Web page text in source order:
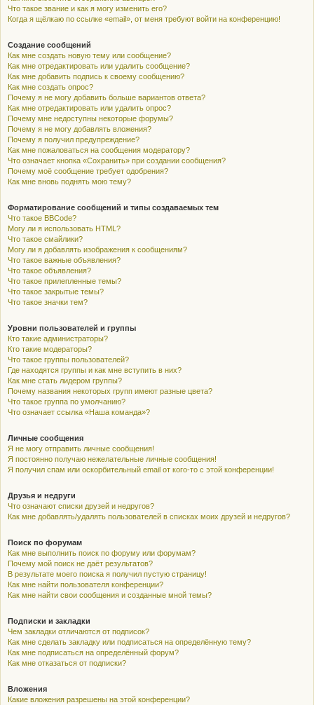
Что такое звание и как я могу изменить его?
Когда я щёлкаю по ссылке «email», от меня требуют войти на конференцию!
Создание сообщений
Как мне создать новую тему или сообщение?
Как мне отредактировать или удалить сообщение?
Как мне добавить подпись к своему сообщению?
Как мне создать опрос?
Почему я не могу добавить больше вариантов ответа?
Как мне отредактировать или удалить опрос?
Почему мне недоступны некоторые форумы?
Почему я не могу добавлять вложения?
Почему я получил предупреждение?
Как мне пожаловаться на сообщения модератору?
Что означает кнопка «Сохранить» при создании сообщения?
Почему моё сообщение требует одобрения?
Как мне вновь поднять мою тему?
Форматирование сообщений и типы создаваемых тем
Что такое BBCode?
Могу ли я использовать HTML?
Что такое смайлики?
Могу ли я добавлять изображения к сообщениям?
Что такое важные объявления?
Что такое объявления?
Что такое прилепленные темы?
Что такое закрытые темы?
Что такое значки тем?
Уровни пользователей и группы
Кто такие администраторы?
Кто такие модераторы?
Что такое группы пользователей?
Где находятся группы и как мне вступить в них?
Как мне стать лидером группы?
Почему названия некоторых групп имеют разные цвета?
Что такое группа по умолчанию?
Что означает ссылка «Наша команда»?
Личные сообщения
Я не могу отправить личные сообщения!
Я постоянно получаю нежелательные личные сообщения!
Я получил спам или оскорбительный email от кого-то с этой конференции!
Друзья и недруги
Что означают списки друзей и недругов?
Как мне добавлять/удалять пользователей в списках моих друзей и недругов?
Поиск по форумам
Как мне выполнить поиск по форуму или форумам?
Почему мой поиск не даёт результатов?
В результате моего поиска я получил пустую страницу!
Как мне найти пользователя конференции?
Как мне найти свои сообщения и созданные мной темы?
Подписки и закладки
Чем закладки отличаются от подписок?
Как мне сделать закладку или подписаться на определённую тему?
Как мне подписаться на определённый форум?
Как мне отказаться от подписки?
Вложения
Какие вложения разрешены на этой конференции?